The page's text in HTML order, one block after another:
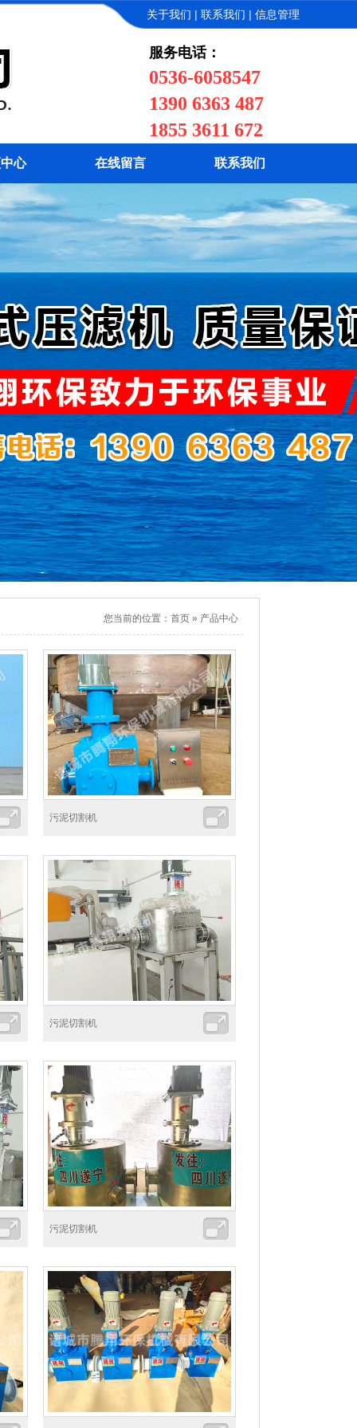
关于我们 | 联系我们 | 信息管理
服务电话：
0536-6058547
1390 6363 487
1855 3611 672
心 在线留言 联系我们
您当前的位置： 首页 » 产品中心
污泥切割机
污泥切割机
污泥切割机